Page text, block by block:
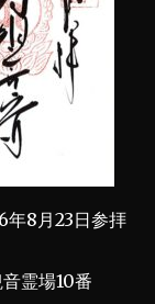
8月23日参拝
霊場10番